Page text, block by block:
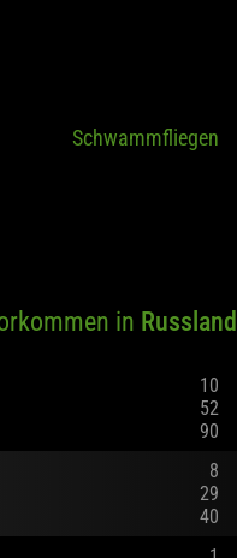
Schwammfliegen
in Russland
10
52
90
8
29
40